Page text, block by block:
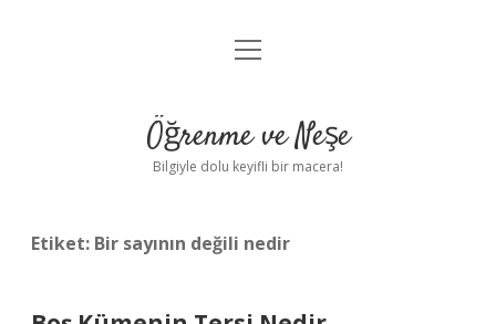
Anasayfa
Yasal Uyarı
menüyü
Öğrenme ve Neşe
Bilgiyle dolu keyifli bir macera!
Etiket: Bir sayının değili nedir